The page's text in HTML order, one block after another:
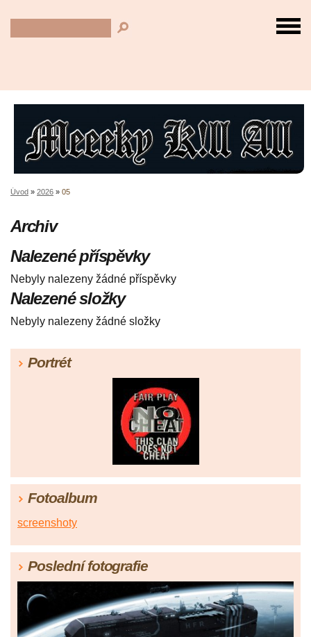
Úvod » 2026 » 05
Archiv
Nalezené příspěvky
Nebyly nalezeny žádné příspěvky
Nalezené složky
Nebyly nalezeny žádné složky
Portrét
Fotoalbum
screenshoty
Poslední fotografie